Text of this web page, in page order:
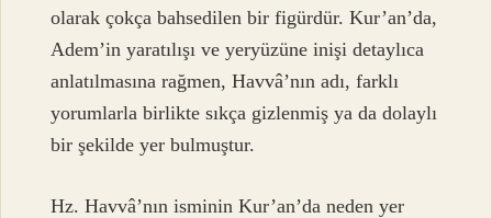
olarak çokça bahsedilen bir figürdür. Kur’an’da,
Adem’in yaratılışı ve yeryüzüne inişi detaylıca
anlatılmasına rağmen, Havvâ’nın adı, farklı
yorumlarla birlikte sıkça gizlenmiş ya da dolaylı
bir şekilde yer bulmuştur.
Hz. Havvâ’nın isminin Kur’an’da neden yer